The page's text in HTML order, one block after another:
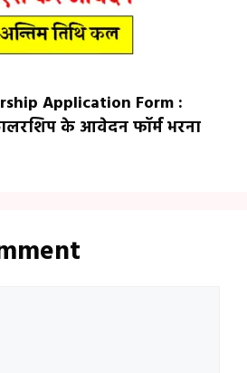
Application Form :
के आवेदन फॉर्म भरना